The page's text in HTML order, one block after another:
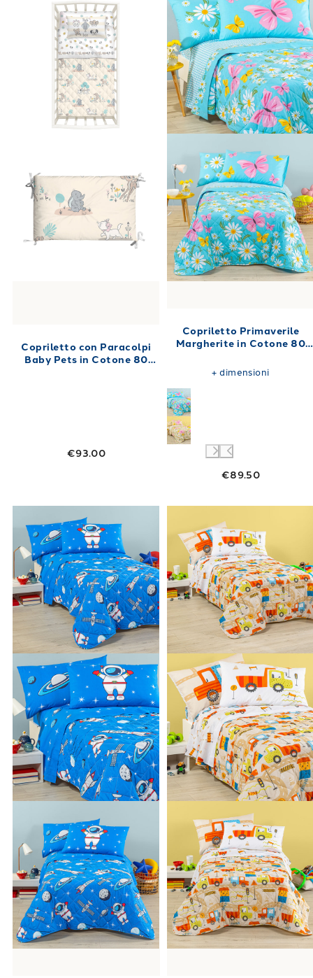
Copriletto con Paracolpi
Baby Pets in Cotone 80
€93.00
Copriletto Primaverile
Margherite in Cotone 80
€89.50
+dimensioni